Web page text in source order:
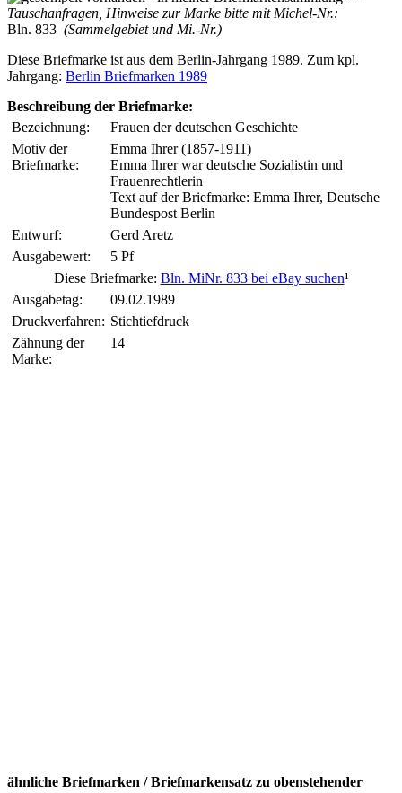
Tauschanfragen, Hinweise zur Marke bitte mit Michel-Nr.:
Bln. 833 (Sammelgebiet und Mi.-Nr.)
Diese Briefmarke ist aus dem Berlin-Jahrgang 1989. Zum kpl.
Jahrgang: Berlin Briefmarken 1989
Beschreibung der Briefmarke:
Bezeichnung:
Frauen der deutschen Geschichte
Motiv der
Briefmarke:
Emma Ihrer (1857-1911)
Emma Ihrer war deutsche Sozialistin und
Frauenrechtlerin
Text auf der Briefmarke: Emma Ihrer, Deutsche
Bundespost Berlin
Entwurf:
Gerd Aretz
Ausgabewert:
5 Pf
Diese Briefmarke: Bln. MiNr. 833 bei eBay suchen¹
Ausgabetag:
09.02.1989
Druckverfahren: Stichtiefdruck
Zähnung der
Marke:
14
ähnliche Briefmarken / Briefmarkensatz zu obenstehender